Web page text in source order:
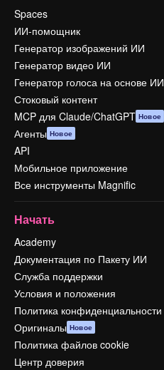
Spaces
ИИ-помощник
Генератор изображений ИИ
Генератор видео ИИ
Генератор голоса на основе ИИ
Стоковый контент
MCP для Claude/ChatGPT Новое
Агенты Новое
API
Мобильное приложение
Все инструменты Magnific
Начать
Academy
Документация по Пакету ИИ
Служба поддержки
Условия и положения
Политика конфиденциальности
Оригиналы Новое
Политика файлов cookie
Центр доверия